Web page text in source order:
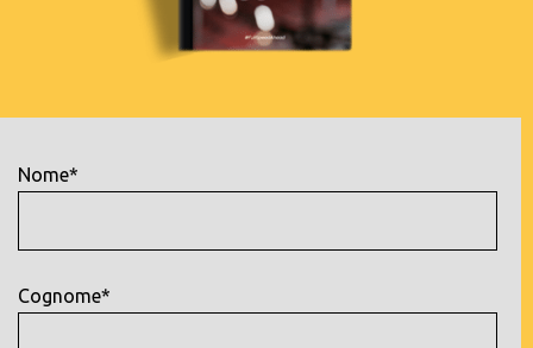
Nome*
Cognome*